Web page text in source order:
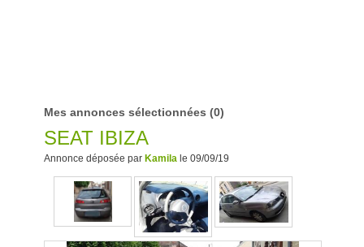
Mes annonces sélectionnées (0)
SEAT IBIZA
Annonce déposée par Kamila le 09/09/19